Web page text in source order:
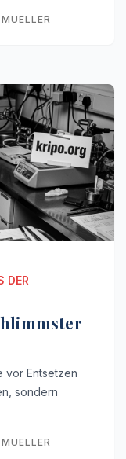
DER
vor Entsetzen
sondern